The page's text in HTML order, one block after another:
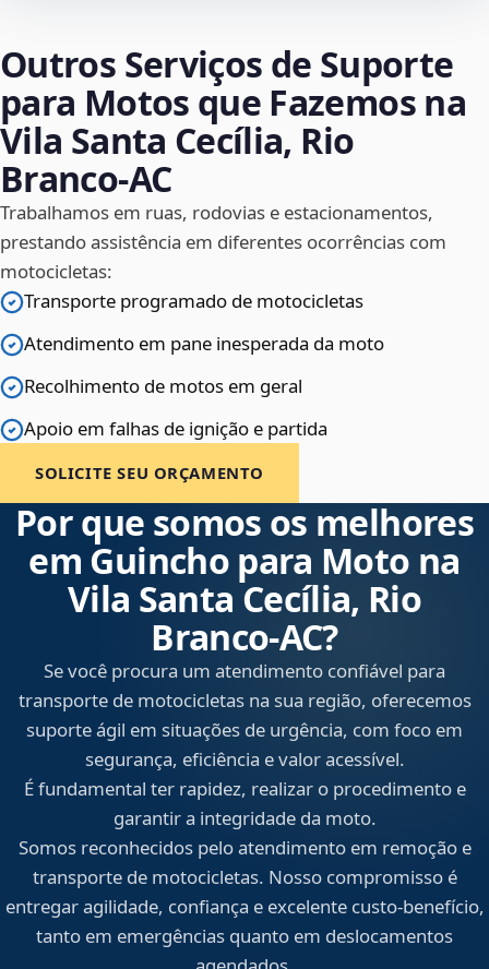
Outros Serviços de Suporte
para Motos que Fazemos na
Vila Santa Cecília, Rio
Branco‑AC
Trabalhamos em ruas, rodovias e estacionamentos,
prestando assistência em diferentes ocorrências com
motocicletas:
Transporte programado de motocicletas
Atendimento em pane inesperada da moto
Recolhimento de motos em geral
Apoio em falhas de ignição e partida
SOLICITE SEU ORÇAMENTO
Por que somos os melhores
em Guincho para Moto na
Vila Santa Cecília, Rio
Branco‑AC?
Se você procura um atendimento confiável para
transporte de motocicletas na sua região, oferecemos
suporte ágil em situações de urgência, com foco em
segurança, eficiência e valor acessível.
É fundamental ter rapidez, realizar o procedimento e
garantir a integridade da moto.
Somos reconhecidos pelo atendimento em remoção e
transporte de motocicletas. Nosso compromisso é
entregar agilidade, confiança e excelente custo-benefício,
tanto em emergências quanto em deslocamentos